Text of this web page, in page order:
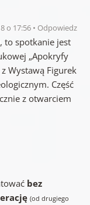
o 17:56 Odpowiedz
to spotkanie jest
„Apokryfy
Wystawą Figurek
Część
z otwarciem
bez
(od drugiego